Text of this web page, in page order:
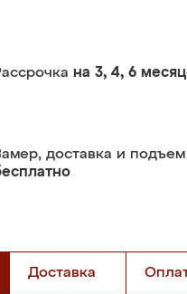
на 3, 4, 6
доставка и подъем
Доставка